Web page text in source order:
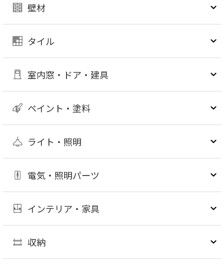
壁材
タイル
室内窓・ドア・建具
ペイント・塗料
ライト・照明
電気・照明パーツ
インテリア・家具
収納